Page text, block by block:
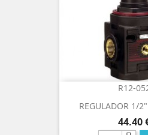
R12-
REGULADOR 1/
Precio
44,40